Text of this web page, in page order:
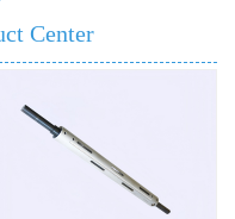
Center